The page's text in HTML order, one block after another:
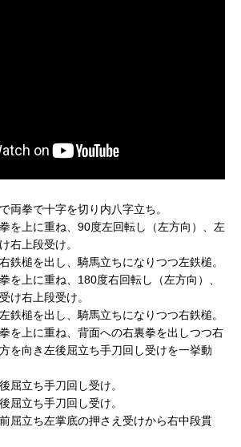
両拳で十字を切り内八字立ち。
を上に重ね、90度左回転し（左方向）、左
右上段受け。
鉄槌を出し、騎馬立ちになりつつ左鉄槌。
を上に重ね、180度右回転し（左方向）、
け右上段受け。
鉄槌を出し、騎馬立ちになりつつ右鉄槌。
を上に重ね、背面への右裏拳を出しつつ右
を向き左後屈立ち手刀回し受けを一挙動
屈立ち手刀回し受け。
屈立ち手刀回し受け。
屈立ち左掌底の押さえ受けから右中段貫